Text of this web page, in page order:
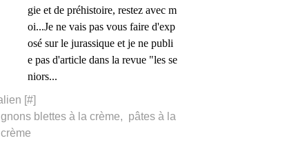
gie et de préhistoire, restez avec m
oi...Je ne vais pas vous faire d'exp
osé sur le jurassique et je ne publi
e pas d'article dans la revue "les se
niors...
[#]
blettes à la crème, pâtes à la